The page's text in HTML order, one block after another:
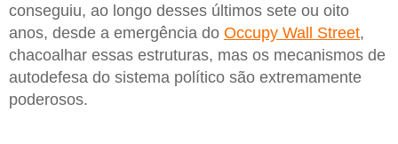
conseguiu, ao longo desses últimos sete ou oito
anos, desde a emergência do Occupy Wall Street,
chacoalhar essas estruturas, mas os mecanismos de
autodefesa do sistema político são extremamente
poderosos.